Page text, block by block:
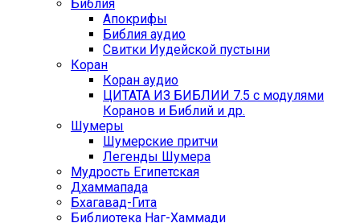
Библия
Апокрифы
Библия аудио
Свитки Иудейской пустыни
Коран
Коран аудио
ЦИТАТА ИЗ БИБЛИИ 7.5 с модулями
Коранов и Библий и др.
Шумеры
Шумерские притчи
Легенды Шумера
Мудрость Египетская
Дхаммапада
Бхагавад-Гита
Библиотека Наг-Хаммади